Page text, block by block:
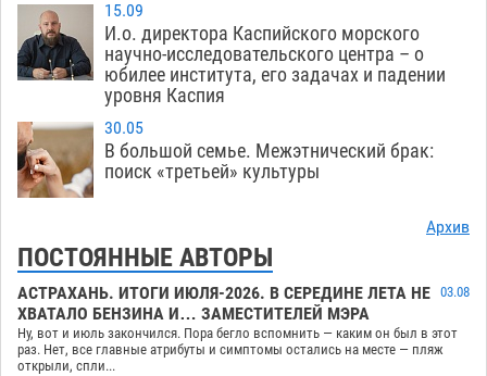
15.09
И.о. директора Каспийского морского
научно-исследовательского центра – о
юбилее института, его задачах и падении
уровня Каспия
30.05
В большой семье. Межэтнический брак:
поиск «третьей» культуры
Архив
ПОСТОЯННЫЕ АВТОРЫ
АСТРАХАНЬ. ИТОГИ ИЮЛЯ-2026. В СЕРЕДИНЕ ЛЕТА НЕ
ХВАТАЛО БЕНЗИНА И… ЗАМЕСТИТЕЛЕЙ МЭРА
03.08
Ну, вот и июль закончился. Пора бегло вспомнить — каким он был в этот
раз. Нет, все главные атрибуты и симптомы остались на месте — пляж
открыли, спли...